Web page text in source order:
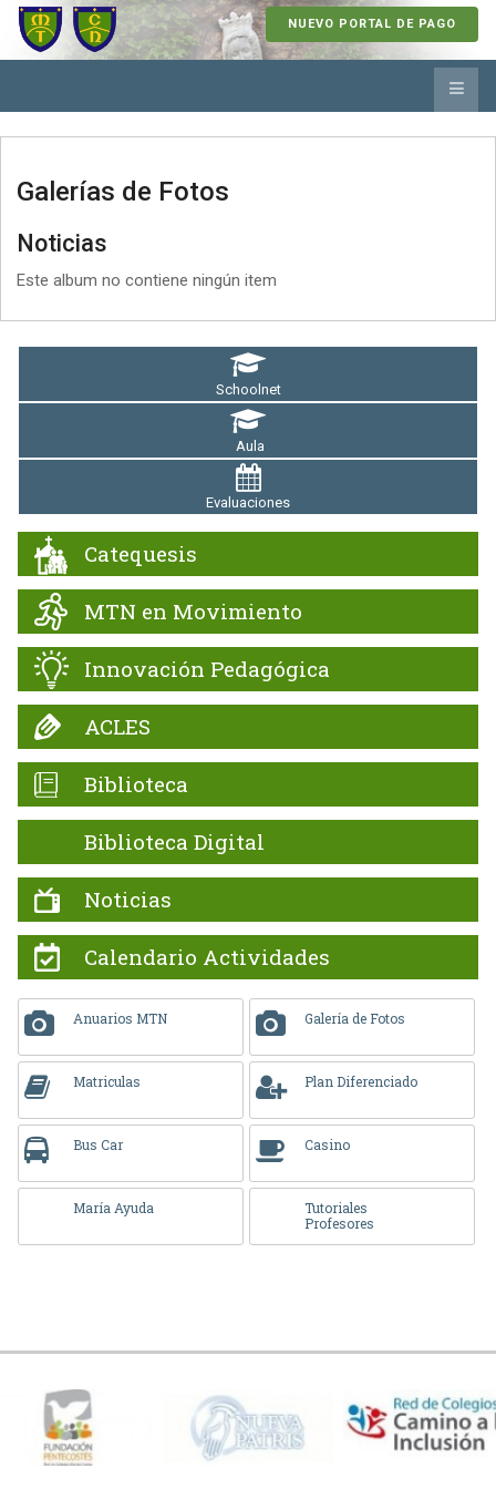
NUEVO PORTAL DE PAGO
Galerías de Fotos
Noticias
Este album no contiene ningún item
Schoolnet
Aula
Evaluaciones
Catequesis
MTN en Movimiento
Innovación Pedagógica
ACLES
Biblioteca
Biblioteca Digital
Noticias
Calendario Actividades
Anuarios MTN Galería de Fotos
Matriculas Plan Diferenciado
Bus Car Casino
María Ayuda
Tutoriales
Profesores